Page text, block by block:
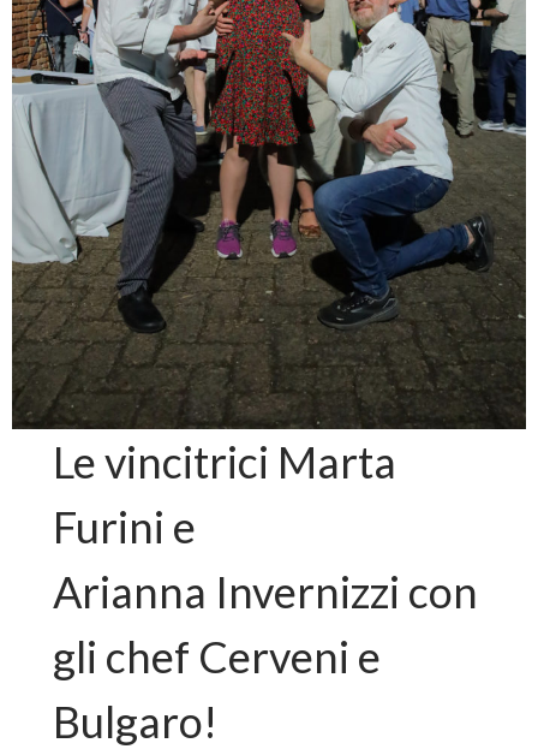
Le vincitrici Marta
Furini e
Arianna Invernizzi con
gli chef Cerveni e
Bulgaro!